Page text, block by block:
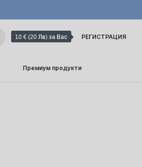
10 € (20 Лв) за Вас РЕГИСТРАЦИЯ
Премиум продукти